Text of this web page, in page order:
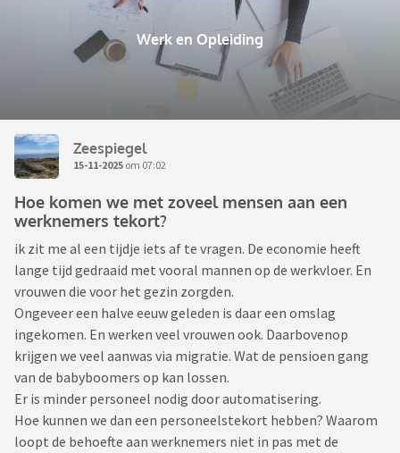
Werk en Opleiding
Zeespiegel
15-11-2025 om 07:02
Hoe komen we met zoveel mensen aan een
werknemers tekort?
ik zit me al een tijdje iets af te vragen. De economie heeft
lange tijd gedraaid met vooral mannen op de werkvloer. En
vrouwen die voor het gezin zorgden.
Ongeveer een halve eeuw geleden is daar een omslag
ingekomen. En werken veel vrouwen ook. Daarbovenop
krijgen we veel aanwas via migratie. Wat de pensioen gang
van de babyboomers op kan lossen.
Er is minder personeel nodig door automatisering.
Hoe kunnen we dan een personeelstekort hebben? Waarom
loopt de behoefte aan werknemers niet in pas met de